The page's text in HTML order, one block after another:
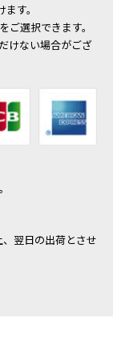
す。
選択できます。
けない場合がござ
翌日の出荷とさせ